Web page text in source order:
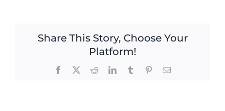
Share This Story, Choose Your
Platform!
Facebook RedditLinkedInTumblr PinterestEmail